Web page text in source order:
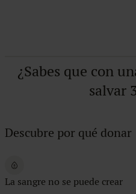
¿Sabes que con
salvar
Descubre por qué donar
La sangre no se puede crear